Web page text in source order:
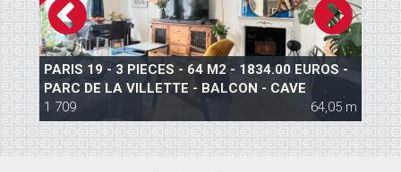
PARIS 19 - 3 PIECES - 64 M2 - 1834.00 EUROS -
PARC DE LA VILLETTE - BALCON - CAVE
1 709
64,05 m